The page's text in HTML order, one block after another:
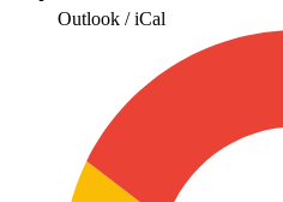
Outlook / iCal